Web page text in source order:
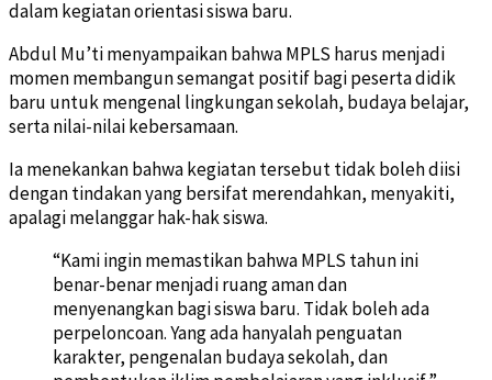
dalam kegiatan orientasi siswa baru.
Abdul Mu’ti menyampaikan bahwa MPLS harus menjadi
momen membangun semangat positif bagi peserta didik
baru untuk mengenal lingkungan sekolah, budaya belajar,
serta nilai-nilai kebersamaan.
Ia menekankan bahwa kegiatan tersebut tidak boleh diisi
dengan tindakan yang bersifat merendahkan, menyakiti,
apalagi melanggar hak-hak siswa.
“Kami ingin memastikan bahwa MPLS tahun ini
benar-benar menjadi ruang aman dan
menyenangkan bagi siswa baru. Tidak boleh ada
perpeloncoan. Yang ada hanyalah penguatan
karakter, pengenalan budaya sekolah, dan